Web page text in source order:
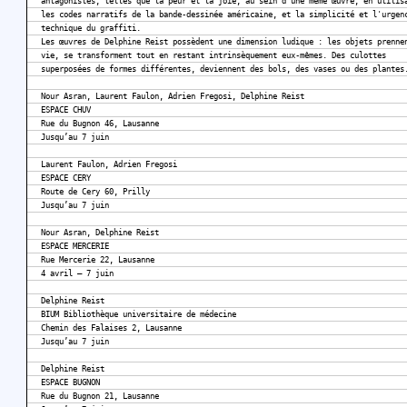
les codes narratifs de la bande-dessinée américaine, et la simplicité et
technique du graffiti.
Les œuvres de Delphine Reist possèdent une dimension ludique : les objets
vie, se transforment tout en restant intrinsèquement eux-mêmes. Des culottes
superposées de formes différentes, deviennent des bols, des vases ou des plantes.
Nour Asran, Laurent Faulon, Adrien Fregosi, Delphine Reist
ESPACE CHUV
Rue du Bugnon 46, Lausanne
Jusqu’au 7 juin
Laurent Faulon, Adrien Fregosi
ESPACE CERY
Route de Cery 60, Prilly
Jusqu’au 7 juin
Nour Asran, Delphine Reist
ESPACE MERCERIE
Rue Mercerie 22, Lausanne
4 avril – 7 juin
Delphine Reist
BIUM Bibliothèque universitaire de médecine
Chemin des Falaises 2, Lausanne
Jusqu’au 7 juin
Delphine Reist
ESPACE BUGNON
Rue du Bugnon 21, Lausanne